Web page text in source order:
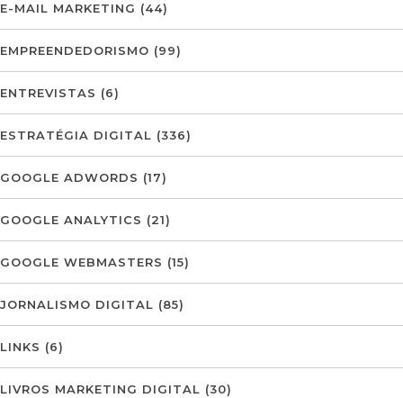
E-MAIL MARKETING (44)
EMPREENDEDORISMO (99)
ENTREVISTAS (6)
ESTRATÉGIA DIGITAL (336)
GOOGLE ADWORDS (17)
GOOGLE ANALYTICS (21)
GOOGLE WEBMASTERS (15)
JORNALISMO DIGITAL (85)
LINKS (6)
LIVROS MARKETING DIGITAL (30)